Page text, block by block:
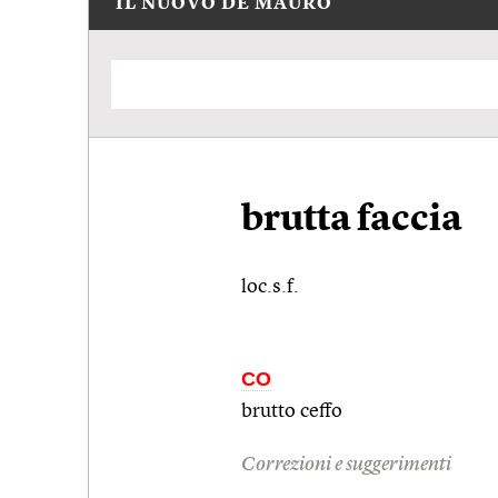
IL NUOVO DE MAURO
brutta faccia
loc.s.f.
CO
brutto ceffo
Correzioni e suggerimenti